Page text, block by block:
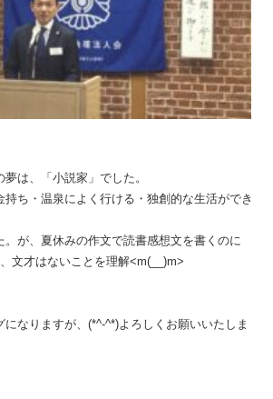
は、「小説家」でした。
ち・温泉によく行ける・独創的な生活ができ
。が、夏休みの作文で読書感想文を書くのに
文才はないことを理解<m(__)m>
になりますが、(*^-^*)よろしくお願いいたしま